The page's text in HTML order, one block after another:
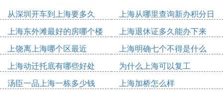
广玉兰餐饮经营开发公司文莱阁菜馆
地址：上海市浦东新区浦东大道1593号 邮编：2001
35 电话号码：58855278
海蓝士实业公司海工酒家
从深圳开车到上海要多久
上海从哪里查询新办积分日
期
上海东外滩最好的房哪个楼
上海退休证多久能办下来
上饶离上海哪个区最近
上海明确七个不得是什么
上海动迁托底有哪些好处
为什么上海可以复工
汤臣一品上海一栋多少钱
上海加桥怎么样